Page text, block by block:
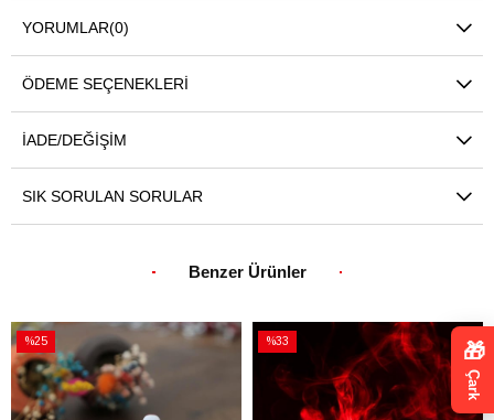
YORUMLAR(0)
ÖDEME SEÇENEKLERI
İADE/DEĞIŞIM
SIK SORULAN SORULAR
Benzer Ürünler
%25
İndirim
%25İndirim
%33
%33İndirim
🎁
Çark